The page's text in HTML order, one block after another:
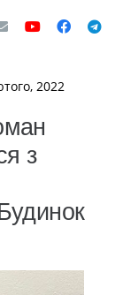
2022
з